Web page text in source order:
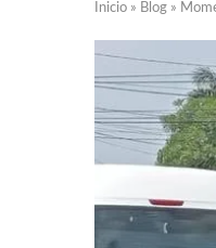
Inicio » Blog »